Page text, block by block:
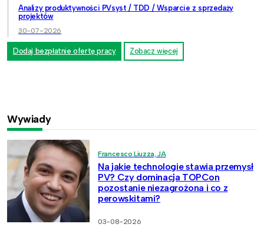
Analizy produktywności PVsyst / TDD / Wsparcie z sprzedaży
projektów
30-07-2026
Dodaj bezpłatnie ofertę pracy Zobacz więcej
Wywiady
Francesco Liuzza, JA
Na jakie technologie stawia przemysł
PV? Czy dominacja TOPCon
pozostanie niezagrożona i co z
perowskitami?
03-08-2026